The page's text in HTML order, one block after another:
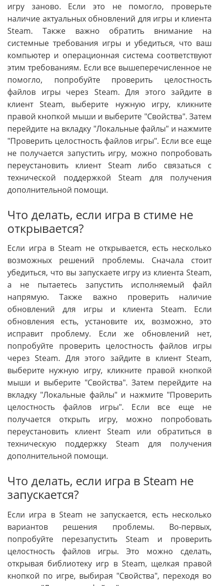
игру заново. Если это не помогло, проверьте
наличие актуальных обновлений для игры и клиента
Steam. Также важно обратить внимание на
системные требования игры и убедиться, что ваш
компьютер и операционная система соответствуют
этим требованиям. Если все вышеперечисленное не
помогло, попробуйте проверить целостность
файлов игры через Steam. Для этого зайдите в
клиент Steam, выберите нужную игру, кликните
правой кнопкой мыши и выберите "Свойства". Затем
перейдите на вкладку "Локальные файлы" и нажмите
"Проверить целостность файлов игры". Если все еще
не получается запустить игру, можно попробовать
переустановить клиент Steam либо связаться с
технической поддержкой Steam для получения
дополнительной помощи.
Что делать, если игра в стиме не
открывается?
Если игра в Steam не открывается, есть несколько
возможных решений проблемы. Сначала стоит
убедиться, что вы запускаете игру из клиента Steam,
а не пытаетесь запустить исполняемый файл
напрямую. Также важно проверить наличие
обновлений для игры и клиента Steam. Если
обновления есть, установите их, возможно, это
исправит проблему. Если же обновлений нет,
попробуйте проверить целостность файлов игры
через Steam. Для этого зайдите в клиент Steam,
выберите нужную игру, кликните правой кнопкой
мыши и выберите "Свойства". Затем перейдите на
вкладку "Локальные файлы" и нажмите "Проверить
целостность файлов игры". Если все еще не
получается открыть игру, можно попробовать
переустановить клиент Steam или обратиться в
техническую поддержку Steam для получения
дополнительной помощи.
Что делать, если игра в Steam не
запускается?
Если игра в Steam не запускается, есть несколько
вариантов решения проблемы. Во-первых,
попробуйте перезапустить Steam и проверить
целостность файлов игры. Это можно сделать,
открывая библиотеку игр в Steam, щелкая правой
кнопкой по игре, выбирая "Свойства", переходя во